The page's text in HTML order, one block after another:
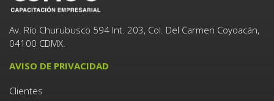
Av. Río Churubusco 594 Int. 203, Col. Del Carmen Coyoacán,
04100 CDMX.
AVISO DE PRIVACIDAD
Clientes